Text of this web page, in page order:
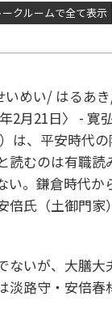
クルームで全て表示
いめい/ はるあ
2月21日〉 - 寛
は、平安時代
読むのは有職読
い。鎌倉時代か
倍氏（土御門家
ないが、大膳大
淡路守・安倍春